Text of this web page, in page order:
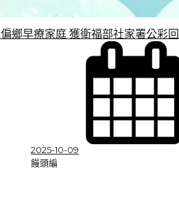
鄉早療家庭 獲衛福部社家署公彩
2025-10-09
饅頭編